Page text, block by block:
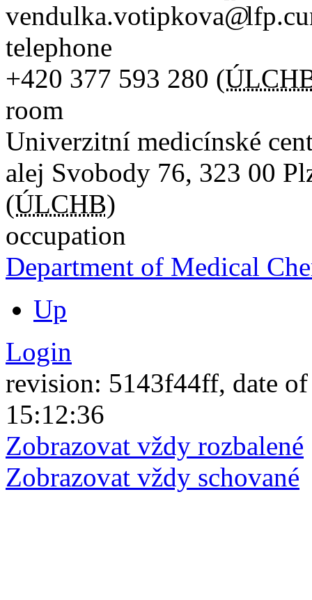
vendulka.votipkova
telephone
+420 377 593 280 (
room
Univerzitní medicínské
alej Svobody 76, 323 00
(ÚLCHB)
occupation
Department of Medical
Up
Login
revision: 5143f44ff, date
15:12:36
Zobrazovat vždy rozbalené
Zobrazovat vždy schované